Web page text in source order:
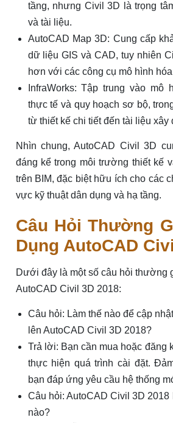
tầng, nhưng Civil 3D là trọng
và tài liệu.
AutoCAD Map 3D: Cung cấp
dữ liệu GIS và CAD, tuy nhiên
hơn với các công cụ mô hình
InfraWorks: Tập trung vào mô
thực tế và quy hoạch sơ bộ,
từ thiết kế chi tiết đến tài liệu xây
Nhìn chung, AutoCAD Civil 3D
đáng kể trong môi trường thiết kế
trên BIM, đặc biệt hữu ích cho các
vực kỹ thuật dân dụng và hạ tầng.
Câu Hỏi Thường
Dụng AutoCAD
Dưới đây là một số câu hỏi thường
AutoCAD Civil 3D 2018:
Câu hỏi: Làm thế nào để cập
lên AutoCAD Civil 3D 2018?
Trả lời: Bạn cần mua hoặc đăng
thực hiện quá trình cài đặt.
bạn đáp ứng yêu cầu hệ thống
Câu hỏi: AutoCAD Civil 3D
nào?